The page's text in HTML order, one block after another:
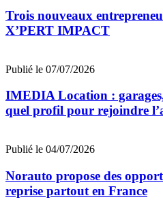
Trois nouveaux
X’PERT IMPACT
Publié le 07/07/2026
IMEDIA Location :
quel profil pour rejoindre
Publié le 04/07/2026
Norauto propose des
reprise partout en France